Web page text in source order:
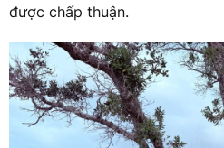
được chấp thuận.